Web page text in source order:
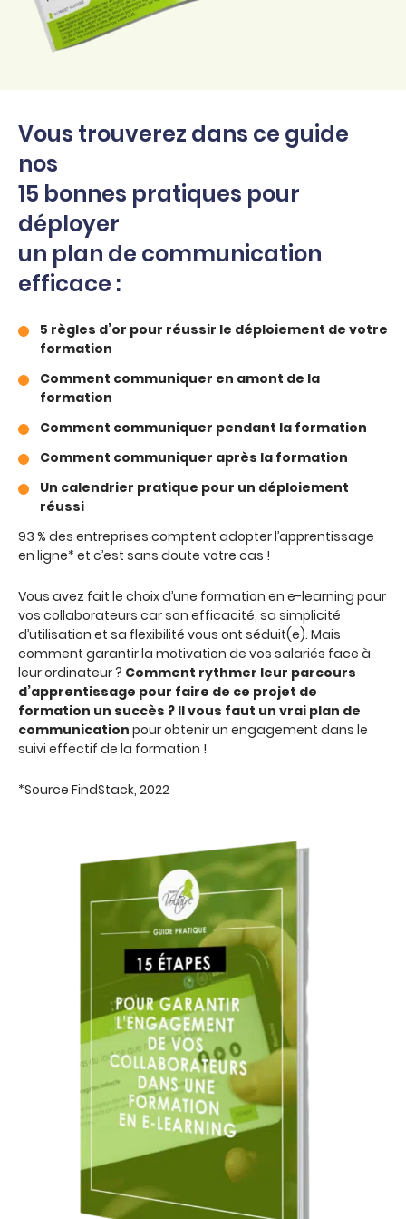
Vous trouverez dans ce guide
nos
15 bonnes pratiques pour
déployer
un plan de communication
efficace :
5 règles d’or pour réussir le déploiement de votre
formation
Comment communiquer en amont de la
formation
Comment communiquer pendant la formation
Comment communiquer après la formation
Un calendrier pratique pour un déploiement
réussi
93 % des entreprises comptent adopter l’apprentissage
en ligne* et c’est sans doute votre cas !
Vous avez fait le choix d’une formation en e-learning pour
vos collaborateurs car son efficacité, sa simplicité
d’utilisation et sa flexibilité vous ont séduit(e). Mais
comment garantir la motivation de vos salariés face à
leur ordinateur ? Comment rythmer leur parcours
d’apprentissage pour faire de ce projet de
formation un succès ? Il vous faut un vrai plan de
communication pour obtenir un engagement dans le
suivi effectif de la formation !
*Source FindStack, 2022